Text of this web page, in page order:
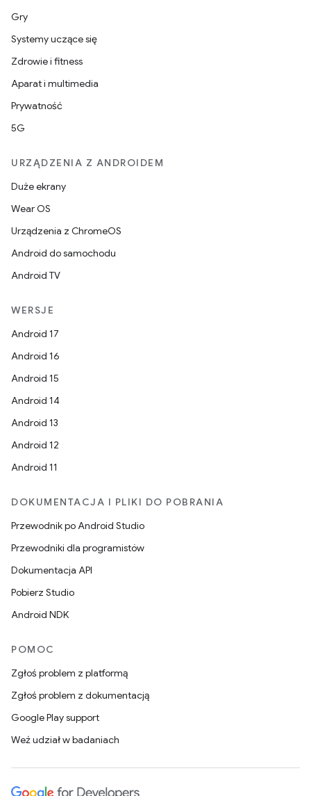
Gry
Systemy uczące się
Zdrowie i fitness
Aparat i multimedia
Prywatność
5G
URZĄDZENIA Z ANDROIDEM
Duże ekrany
Wear OS
Urządzenia z ChromeOS
Android do samochodu
Android TV
WERSJE
Android 17
Android 16
Android 15
Android 14
Android 13
Android 12
Android 11
DOKUMENTACJA I PLIKI DO POBRANIA
Przewodnik po Android Studio
Przewodniki dla programistów
Dokumentacja API
Pobierz Studio
Android NDK
POMOC
Zgłoś problem z platformą
Zgłoś problem z dokumentacją
Google Play support
Weź udział w badaniach